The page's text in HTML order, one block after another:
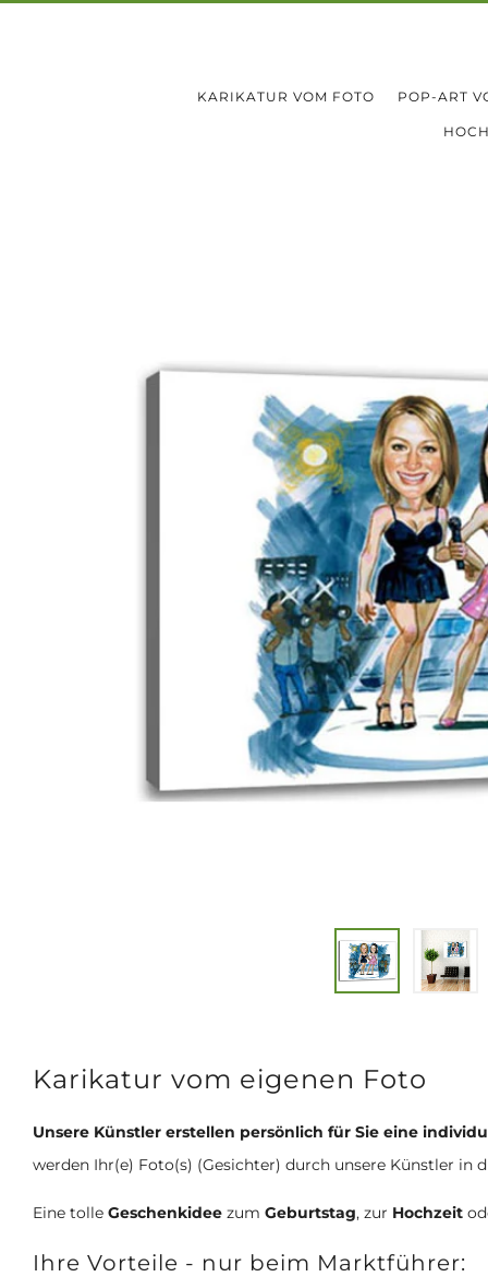
KARIKATUR VOM FOTO POP-ART
Karikatur vom eigenen Foto
Unsere Künstler erstellen persönlich für Sie eine
werden Ihr(e) Foto(s) (Gesichter) durch unsere Künstler in
Eine tolleGeschenkidee zumGeburtstag, zur Hochzeit
Ihre Vorteile - nur beim Marktführer: